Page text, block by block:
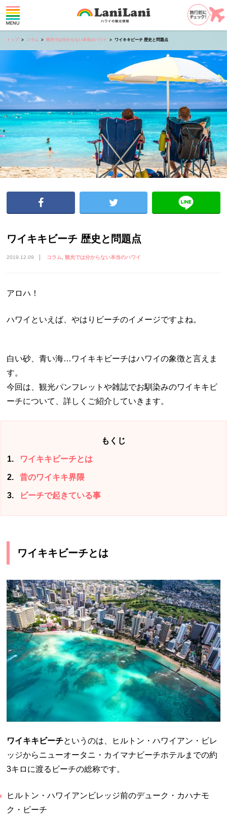
トップ コラム 観光では分からない本当のハワイ ワイキキビーチ 歴史と問題点
ワイキキビーチ 歴史と問題点
2019.12.09 コラム 観光では分からない本当のハワイ
アロハ！
ハワイといえば、やはりビーチのイメージですよね。
白い砂、青い海…ワイキキビーチはハワイの象徴と言えま
す。
今回は、観光パンフレットや雑誌でお馴染みのワイキキビ
ーチについて、詳しくご紹介していきます。
もくじ
1 ワイキキビーチとは
2 昔のワイキキ界隈
3 ビーチで起きている事
ワイキキビーチとは
ワイキキビーチというのは、ヒルトン・ハワイアン・ビレ
ッジからニューオータニ・カイマナビーチホテルまでの約
3キロに渡るビーチの総称です。
ヒルトン・ハワイアンビレッジ前のデューク・カハナモ
ク・ビーチ